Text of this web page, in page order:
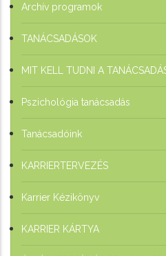
Archív programok
TANÁCSADÁSOK
MIT KELL TUDNI A
Pszichológia tanácsadás
Tanácsadóink
KARRIERTERVEZÉS
Karrier Kézikönyv
KARRIER KÁRTYA